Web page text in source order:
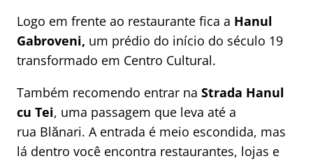
Logo em frente ao restaurante fica a Hanul
Gabroveni, um prédio do início do século 19
transformado em Centro Cultural.
Também recomendo entrar na Strada Hanul
cu Tei, uma passagem que leva até a
rua Blănari. A entrada é meio escondida, mas
lá dentro você encontra restaurantes, lojas e